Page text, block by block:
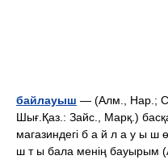
байлауыш — (Алм., Нар.;
Шығ.Қаз.: Зайс., Марқ.)
магазиндегі б а й л а у ы
ш т ы бала менің